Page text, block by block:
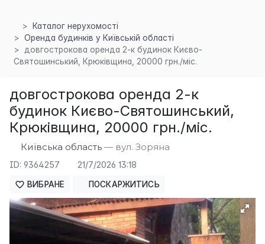
Каталог нерухомості
Оренда будинків у Київській області
довгострокова оренда 2-к будинок Києво-
Святошинський, Крюківщина, 20000 грн./міс.
довгострокова оренда 2-к
будинок Києво-Святошинський,
Крюківщина, 20000 грн./міс.
Київська область — вул. Зоряна
ID: 9364257 21/7/2026 13:18
ВИБРАНЕ ПОСКАРЖИТИСЬ